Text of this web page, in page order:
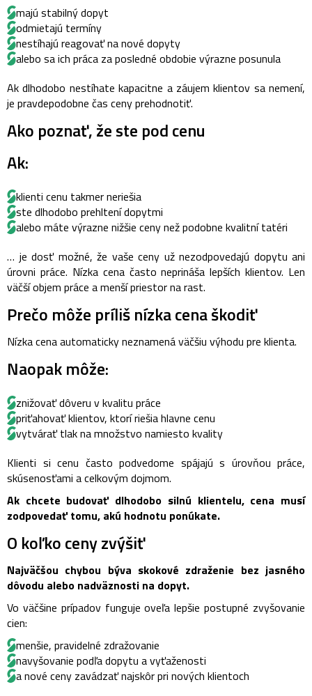
majú stabilný dopyt
odmietajú termíny
nestíhajú reagovať na nové dopyty
alebo sa ich práca za posledné obdobie výrazne posunula
Ak dlhodobo nestíhate kapacitne a záujem klientov sa nemení,
je pravdepodobne čas ceny prehodnotiť.
Ako poznať, že ste pod cenu
Ak:
klienti cenu takmer neriešia
ste dlhodobo prehltení dopytmi
alebo máte výrazne nižšie ceny než podobne kvalitní tatéri
… je dosť možné, že vaše ceny už nezodpovedajú dopytu ani
úrovni práce. Nízka cena často neprináša lepších klientov. Len
väčší objem práce a menší priestor na rast.
Prečo môže príliš nízka cena škodiť
Nízka cena automaticky neznamená väčšiu výhodu pre klienta.
Naopak môže:
znižovať dôveru v kvalitu práce
priťahovať klientov, ktorí riešia hlavne cenu
vytvárať tlak na množstvo namiesto kvality
Klienti si cenu často podvedome spájajú s úrovňou práce,
skúsenosťami a celkovým dojmom.
Ak chcete budovať dlhodobo silnú klientelu, cena musí
zodpovedať tomu, akú hodnotu ponúkate.
O koľko ceny zvýšiť
Najväčšou chybou býva skokové zdraženie bez jasného
dôvodu alebo nadväznosti na dopyt.
Vo väčšine prípadov funguje oveľa lepšie postupné zvyšovanie
cien:
menšie, pravidelné zdražovanie
navyšovanie podľa dopytu a vyťaženosti
a nové ceny zavádzať najskôr pri nových klientoch